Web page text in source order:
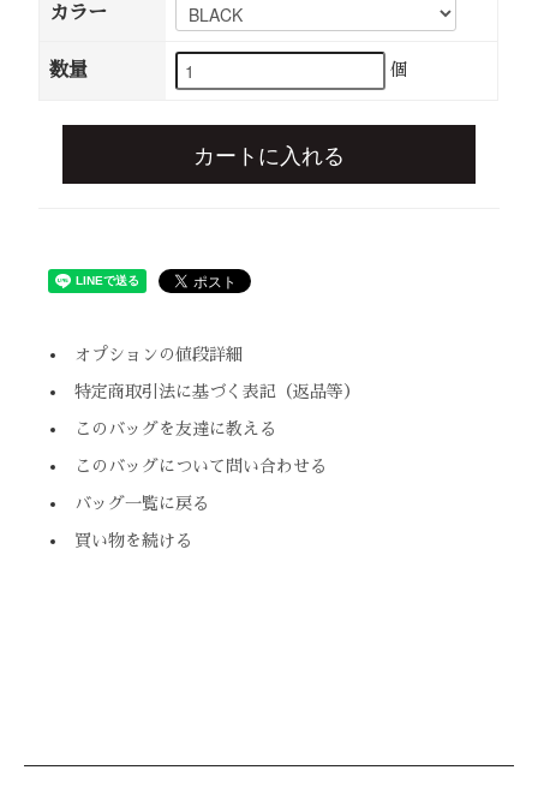
カラー
数量 個
カートに入れる
オプションの値段詳細
特定商取引法に基づく表記（返品等）
このバッグを友達に教える
このバッグについて問い合わせる
バッグ一覧に戻る
買い物を続ける